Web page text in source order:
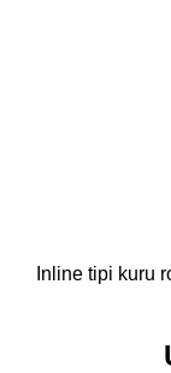
Inline tipi kuru